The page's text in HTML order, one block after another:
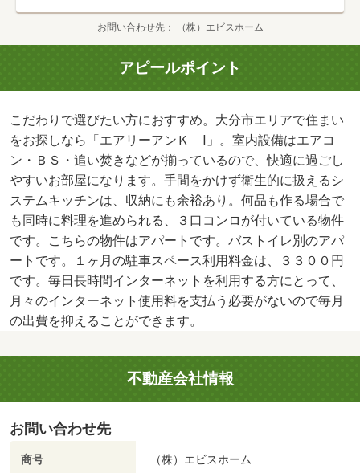
お問い合わせ先 （株）エビスホーム
アピールポイント
こだわりで選びたい方におすすめ。大分市エリアで住まい
をお探しなら「エアリーアンＫ Ⅰ」。室内設備はエアコ
ン・ＢＳ・追い焚きなどが揃っているので、快適に過ごし
やすいお部屋になります。手間をかけず衛生的に扱えるシ
ステムキッチンは、収納にも余裕あり。何品も作る場合で
も同時に料理を進められる、３口コンロが付いている物件
です。こちらの物件はアパートです。バストイレ別のアパ
ートです。１ヶ月の駐車スペース利用料金は、３３００円
です。毎日長時間インターネットを利用する方にとって、
月々のインターネット使用料を支払う必要がないので毎月
の出費を抑えることができます。
不動産会社情報
お問い合わせ先
商号 （株）エビスホーム